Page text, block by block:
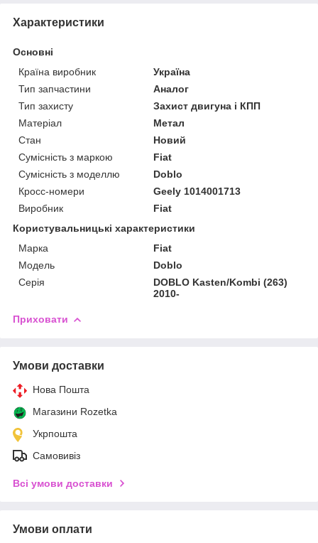
Характеристики
Основні
Країна виробник
Україна
Тип запчастини
Аналог
Тип захисту
Захист двигуна і КПП
Матеріал
Метал
Стан
Новий
Сумісність з маркою
Fiat
Сумісність з моделлю
Doblo
Кросс-номери
Geely 1014001713
Виробник
Fiat
Користувальницькі характеристики
Марка
Fiat
Модель
Doblo
Серія
DOBLO Kasten/Kombi (263)
2010-
Приховати
Умови доставки
Нова Пошта
Магазини Rozetka
Укрпошта
Самовивіз
Всі умови доставки
Умови оплати